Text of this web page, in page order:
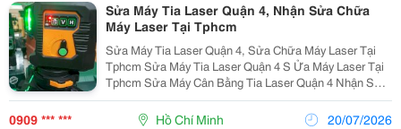
Sửa Máy Tia Laser Quận 4, Nhận Sửa Chữa
Máy Laser Tại Tphcm
Sửa Máy Tia Laser Quận 4, Sửa Chữa Máy Laser Tại
Tphcm Sửa Máy Tia Laser Quận 4 S Ửa Máy Laser Tại
Tphcm Sửa Máy Cân Bằng Tia Laser Quận 4 Nhận Sửa
Chữa Máy Cân Bằng Laser Quận 4 Sửa Chữa Máy
Laser Quận 4 Sửa Chữa Máy Laser Bosch Sửa...
0909 *** *** Hồ Chí Minh 20/07/2026